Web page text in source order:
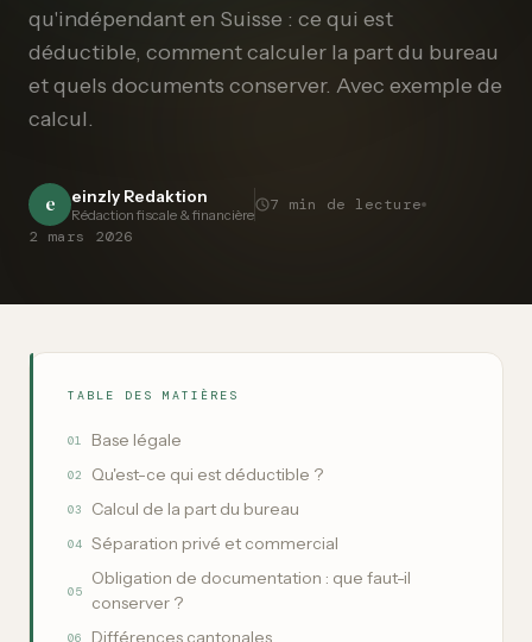
qu'indépendant en Suisse : ce qui est
déductible, comment calculer la part du bureau
et quels documents conserver. Avec exemple de
calcul.
e einzly Redaktion
Rédaction fiscale & financière
7
min de lecture
2 mars 2026
TABLE DES MATIÈRES
01 Base légale
02 Qu'est-ce qui est déductible ?
03 Calcul de la part du bureau
04 Séparation privé et commercial
05
Obligation de documentation : que faut-il
conserver ?
06 Différences cantonales